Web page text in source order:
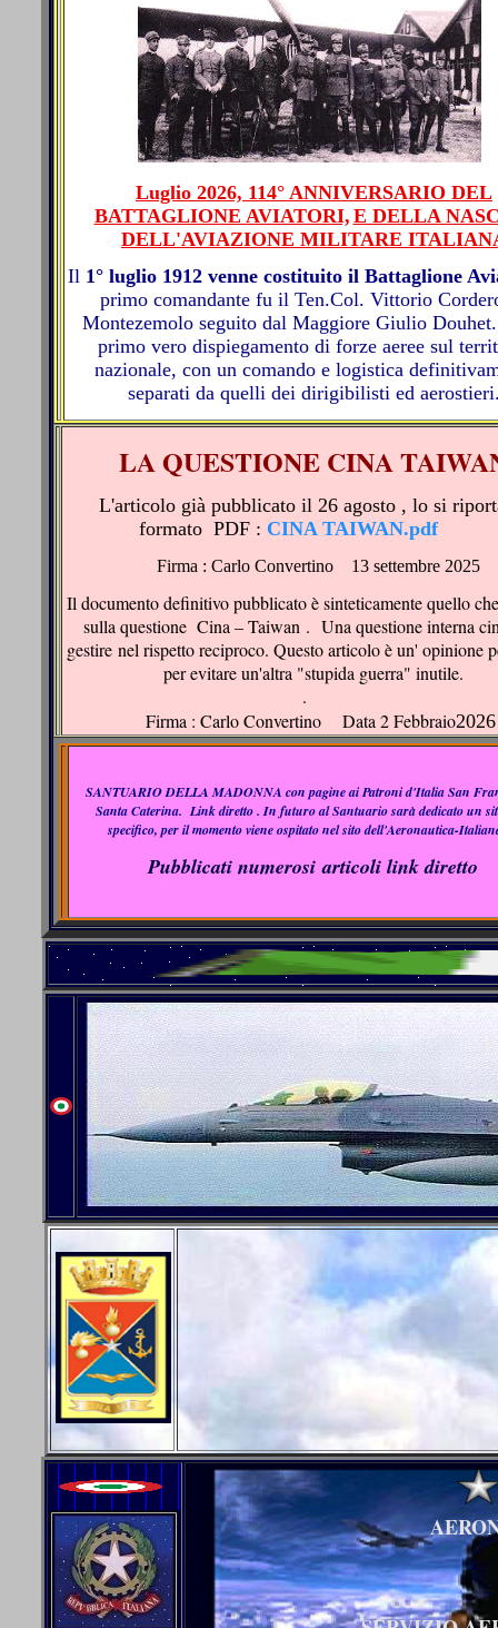
Luglio 2026, 114° ANNIVERSARIO DEL
BATTAGLIONE AVIATORI, E DELLA
DELL'AVIAZIONE MILITARE
Il 1° luglio 1912 venne costituito il Battaglione
primo comandante fu il Ten.Col. Vittorio
Montezemolo seguito dal Maggiore Giulio
primo vero dispiegamento di forze aeree sul
nazionale, con un comando e logistica
separati da quelli dei dirigibilisti ed
LA QUESTIONE CINA
L'articolo già pubblicato il 26 agosto , lo si
formato PDF : CINA TAIWAN.pdf
Firma : Carlo Convertino 13 settembre 2025
Il documento definitivo pubblicato è sinteticamente quello
sulla questione Cina – Taiwan . Una questione interna
gestire nel rispetto reciproco. Questo articolo è un' opinione
per evitare un'altra "stupida guerra" inutile.
.
Firma : Carlo Convertino Data 2 Febbraio2026
SANTUARIO DELLA MADONNA con pagine ai Patroni d'Italia San
Santa Caterina. Link diretto . In futuro al Santuario sarà dedicato un
specifico, per il momento viene ospitato nel sito dell'Aeronautica-
Pubblicati numerosi articoli link diretto